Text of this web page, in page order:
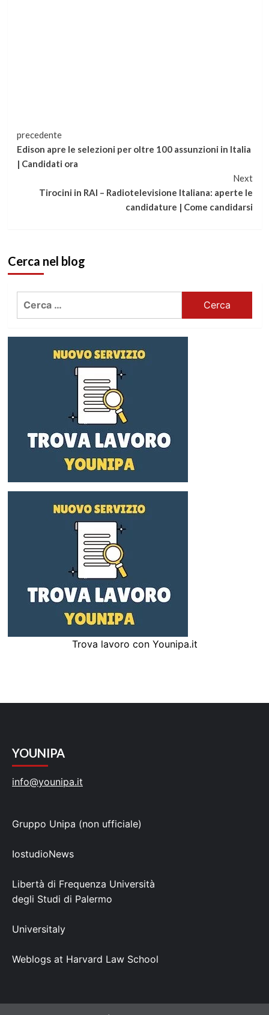
Continua
a
leggere
precedente
Edison apre le selezioni per oltre 100 assunzioni in Italia
| Candidati ora
Next
Tirocini in RAI – Radiotelevisione Italiana: aperte le
candidature | Come candidarsi
Cerca nel blog
Trova lavoro con Younipa.it
YOUNIPA
info@younipa.it
Gruppo Unipa (non ufficiale)
IostudioNews
Libertà di Frequenza Università
degli Studi di Palermo
Universitaly
Weblogs at Harvard Law School